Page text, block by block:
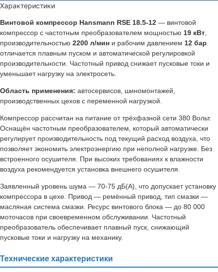
Характеристики
Винтовой компрессор Hansmann RSE 18.5-12 — винтовой
компрессор с частотным преобразователем мощностью 19 кВт
производительностью 2200 л/мин и рабочим давлением 12 бар
отличается плавным пуском и автоматической регулировкой
производительности. Частотный привод снижает пусковые токи и
уменьшает нагрузку на электросеть.
Область применения: автосервисов, шиномонтажей,
производственных цехов с переменной нагрузкой.
Компрессор рассчитан на питание от трёхфазной сети 380 Вольт.
Оснащён частотным преобразователем, который автоматически
регулирует производительность под текущий расход воздуха, что
позволяет экономить электроэнергию при неполной нагрузке. Без
встроенного осушителя. При высоких требованиях к влажности
воздуха рекомендуется установка внешнего осушителя.
Заявленный уровень шума — 70-75 дБ(А), что допускает установку
компрессора в цехе. Привод — ремённый привод, тип смазки —
масляная система смазки. Ресурс винтового блока — до 80 000
моточасов при своевременном обслуживании. Частотный
преобразователь обеспечивает плавный пуск, снижающий
пусковые токи и нагрузку на механику.
Технические характеристики